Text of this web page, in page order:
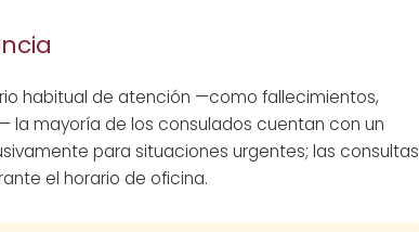
habitual de atención —como fallecimientos,
la mayoría de los consulados cuentan con un
para situaciones urgentes; las consultas
el horario de oficina.